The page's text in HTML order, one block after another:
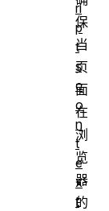
保
当
页
面
在
浏
览
器
的
ri
p
t
s
c
o
n
t
e
x
t